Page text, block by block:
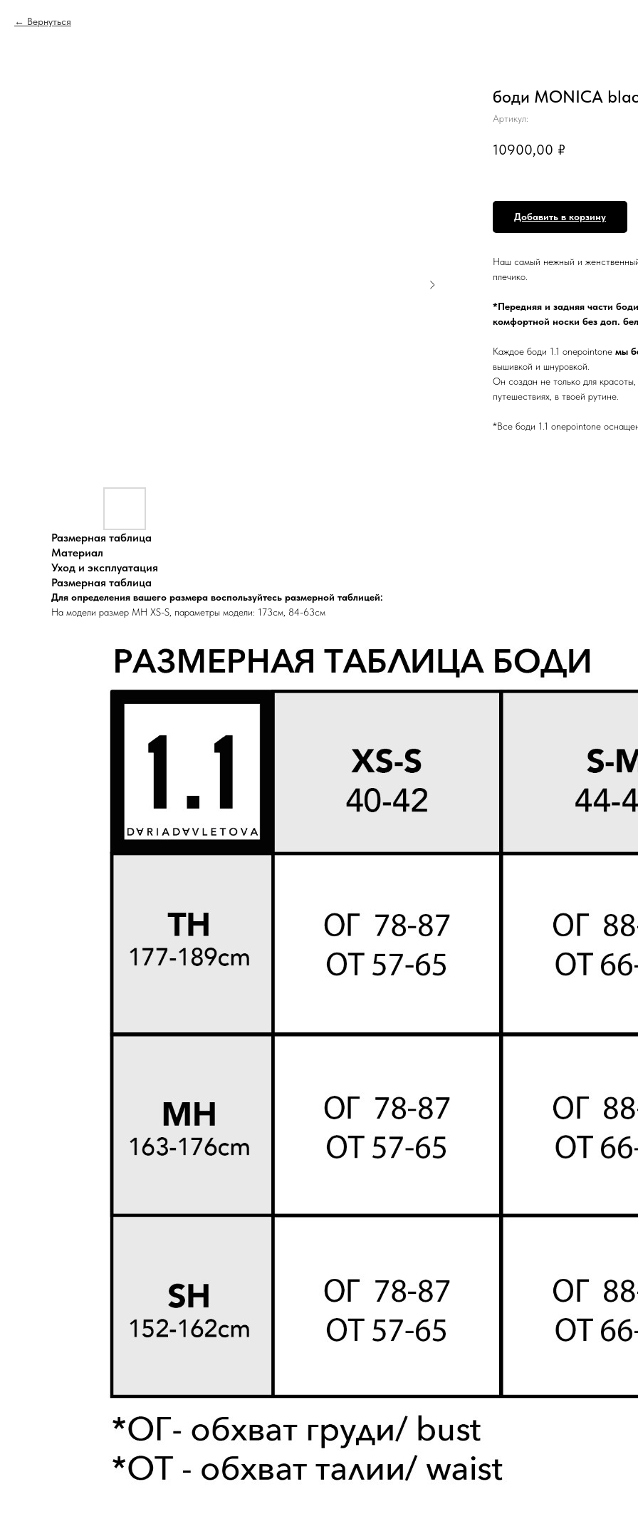
Вернуться
боди MONICA
Артикул:
10900,00 ₽
Добавить в корзину
Наш самый нежный и
плечико.
*Передняя и задняя части
комфортной носки без доп.
Каждое боди 1.1 onepointone мы
вышивкой и шнуровкой.
Он создан не только для
путешествиях, в твоей рутине.
*Все боди 1.1 onepointone
Размерная таблица
Материал
Уход и эксплуатация
Размерная таблица
Для определения вашего размера воспользуйтесь размерной таблицей:
На модели размер MH XS-S, параметры модели: 173см, 84-63см